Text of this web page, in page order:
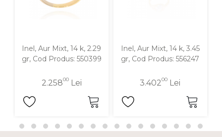
Inel, Aur Mixt, 14 k, 2.29
gr, Cod Produs: 550399
2.25800Lei
Inel, Aur Mixt, 14 k, 3.45
gr, Cod Produs: 556247
3.40200 Lei